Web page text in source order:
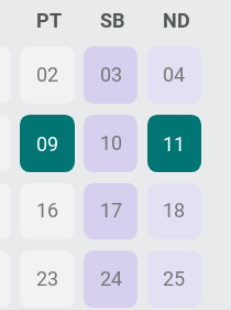
PT SB ND
02 03 04
09 10 11
16 17 18
23 24 25